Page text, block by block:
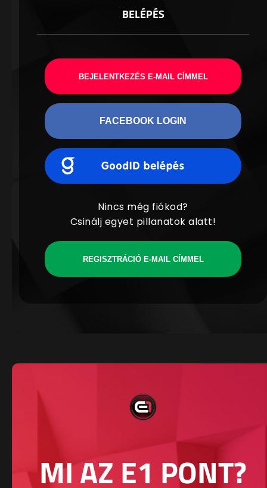
BELÉPÉS
BEJELENTKEZÉS E-MAIL CÍMMEL
FACEBOOK LOGIN
Nincs még fiókod?
Csinálj egyet pillanatok alatt!
REGISZTRÁCIÓ E-MAIL CÍMMEL
MI AZ E1 PONT?